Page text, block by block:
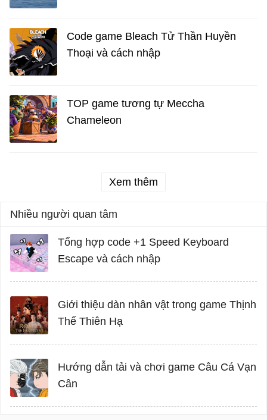
Code game Bleach Tử Thần Huyền
Thoại và cách nhập
TOP game tương tự Meccha
Chameleon
Xem thêm
Nhiều người quan tâm
Tổng hợp code +1 Speed Keyboard
Escape và cách nhập
Giới thiệu dàn nhân vật trong game Thịnh
Thế Thiên Hạ
Hướng dẫn tải và chơi game Câu Cá Vạn
Cân